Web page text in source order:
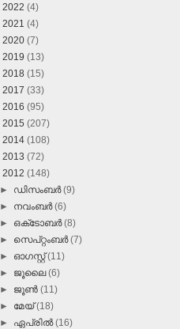
2022 (4)
2021 (4)
2020 (7)
2019 (13)
2018 (15)
2017 (33)
2016 (95)
2015 (207)
2014 (108)
2013 (72)
2012 (148)
► ഡിസംബർ(9)
► നവംബർ(6)
► ഒക്‌ടോബർ(8)
► സെപ്റ്റംബർ(7)
► ഓഗസ്റ്റ്(11)
► ജൂലൈ(6)
► ജൂൺ(11)
► മേയ്(18)
► ഏപ്രിൽ(16)